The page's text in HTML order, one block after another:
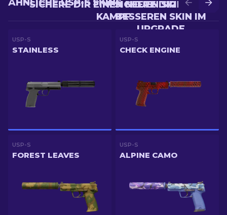
SICHERE DIR EINEN
BESSEREN SKIN IM
UPGRADE
SICHERE DIR EINEN NEUEN SKIN IM
KAMPF
ÄHNLICHE USP-S SKINS
USP-S
STAINLESS
USP-S
CHECK ENGINE
USP-S
FOREST LEAVES
USP-S
ALPINE CAMO